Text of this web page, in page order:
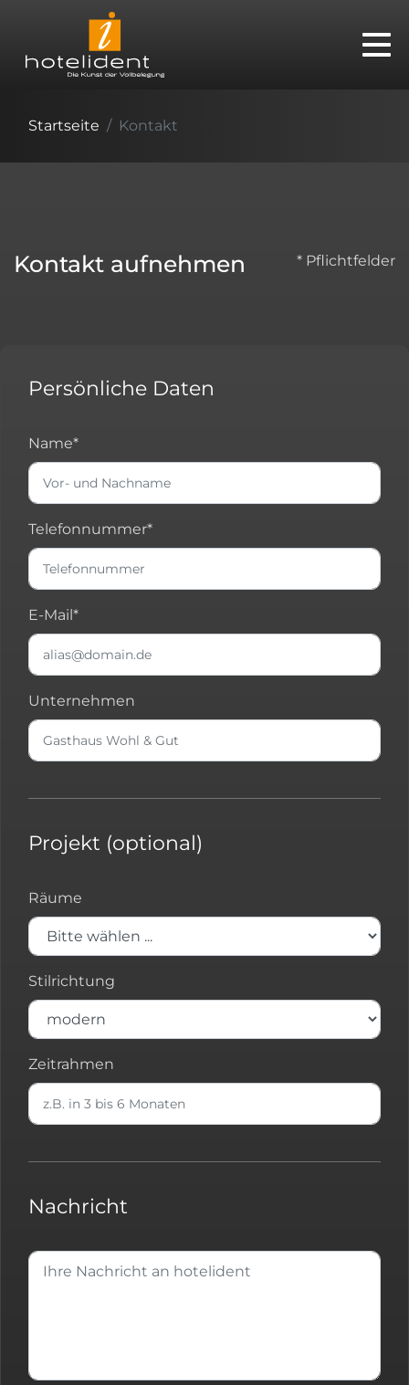
Startseite Kontakt
Kontakt aufnehmen * Pflichtfelder
Persönliche Daten
Name*
Telefonnummer*
E-Mail*
Unternehmen
Projekt (optional)
Räume
Stilrichtung
Zeitrahmen
Nachricht